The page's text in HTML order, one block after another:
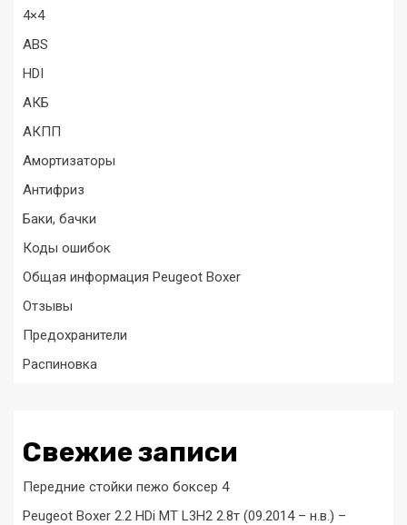
4×4
ABS
HDI
АКБ
АКПП
Амортизаторы
Антифриз
Баки, бачки
Коды ошибок
Общая информация Peugeot Boxer
Отзывы
Предохранители
Распиновка
Свежие записи
Передние стойки пежо боксер 4
Peugeot Boxer 2.2 HDi MT L3H2 2.8т (09.2014 – н.в.) –